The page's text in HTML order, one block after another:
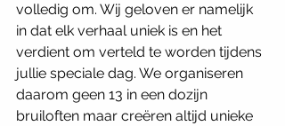
volledig om. Wij geloven er namelijk
in dat elk verhaal uniek is en het
verdient om verteld te worden tijdens
jullie speciale dag. We organiseren
daarom geen 13 in een dozijn
bruiloften maar creëren altijd unieke